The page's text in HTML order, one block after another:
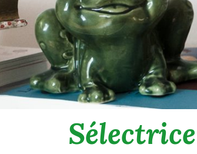
Sélectrice